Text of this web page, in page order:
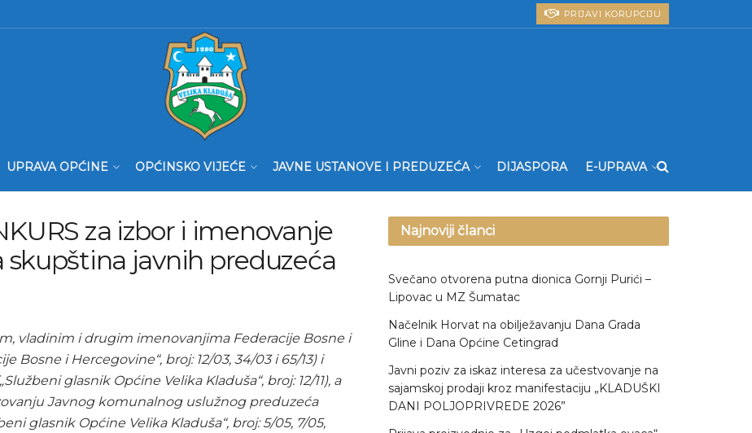
PRIJAVI KORUPCIJU
UPRAVA OPĆINE OPĆINSKO VIJEĆE JAVNE USTANOVE I PREDUZEĆA DIJASPORA E-UPRAVA
za izbor i imenovanje
skupština javnih preduzeća
vladinim i drugim imenovanjima Federacije Bosne i
Bosne i Hercegovine“, broj: 12/03, 34/03 i 65/13) i
glasnik Općine Velika Kladuša“, broj: 12/11), a
Javnog komunalnog uslužnog preduzeća
glasnik Općine Velika Kladuša“, broj: 5/05, 7/05,
Najnoviji članci
Svečano otvorena putna dionica Gornji Purići –
Lipovac u MZ Šumatac
Načelnik Horvat na obilježavanju Dana Grada
Gline i Dana Općine Cetingrad
Javni poziv za iskaz interesa za učestvovanje na
sajamskoj prodaji kroz manifestaciju „KLADUŠKI
DANI POLJOPRIVREDE 2026”